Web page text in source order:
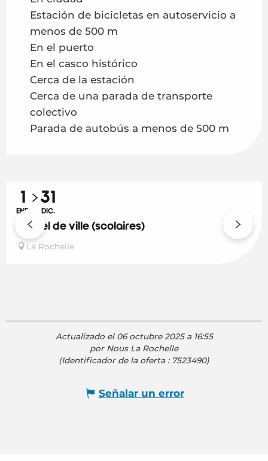
Estación de bicicletas en autoservicio a
menos de 500 m
En el puerto
En el casco histórico
Cerca de la estación
Cerca de una parada de transporte
colectivo
Parada de autobús a menos de 500 m
1
ENE.
31
DIC.
L'hôtel de ville (scolaires)
La Rochelle
Actualizado el 06 octubre 2025 a 16:55
por Nous La Rochelle
(Identificador de la oferta : 7523490)
Señalar un error